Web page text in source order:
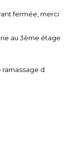
fermée, merci
au 3ème étage
d